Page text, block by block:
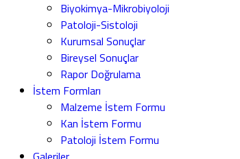
Biyokimya-Mikrobiyoloji
Patoloji-Sistoloji
Kurumsal Sonuçlar
Bireysel Sonuçlar
Rapor Doğrulama
İstem Formları
Malzeme İstem Formu
Kan İstem Formu
Patoloji İstem Formu